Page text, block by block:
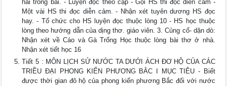
hai trong bài. - Luyện đọc theo cặp - Gọi HS thi đọc diễn cảm -
Một vài HS thi đọc diễn cảm. - Nhận xét tuyên dương HS đọc
hay. - Tổ chức cho HS luyện đọc thuộc lòng 10 - HS học thuộc
lòng theo hướng dẫn của dịng thơ. giáo viên. 3. Củng cố- dặn dò:
Nhận xét về Cáo và Gà Trống Học thuộc lòng bài thơ ở nhà.
Nhận xét tiết học 16
Tiết 5 : MÔN LỊCH SỬ NƯỚC TA DƯỚI ÁCH ĐƠ HỘ CỦA CÁC
TRIỀU ĐẠI PHONG KIẾN PHƯƠNG BẮC I MỤC TIÊU - Biết
được thời gian đô hộ của phong kiến phương Bắc đối với nước